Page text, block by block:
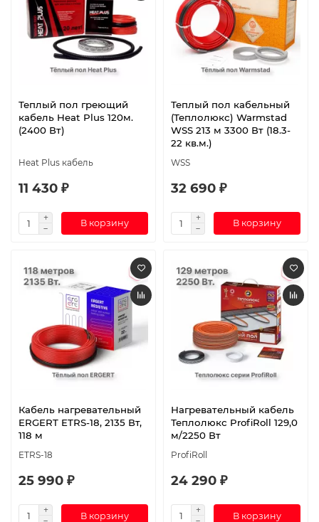
Теплый пол греющий
кабель Heat Plus 120м.
(2400 Вт)
Heat Plus кабель
11 430 ₽
В корзину
Теплый пол кабельный
(Теплолюкс) Warmstad
WSS 213 м 3300 Вт (18.3-
22 кв.м.)
WSS
32 690 ₽
В корзину
Кабель нагревательный
ERGERT ETRS-18, 2135 Вт,
118 м
ETRS-18
25 990 ₽
В корзину
Нагревательный кабель
Теплолюкс ProfiRoll 129,0
м/2250 Вт
ProfiRoll
24 290 ₽
В корзину